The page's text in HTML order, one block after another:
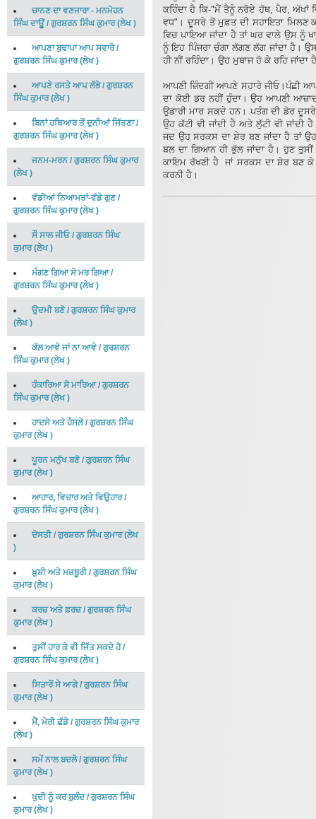
ਚਾਨਣ ਦਾ ਵਣਜਾਰਾ - ਮਨਮੋਹਨ
ਸਿੰਘ ਦਾਊੂਂ/ ਗੁਰਸ਼ਰਨ ਸਿੰਘ ਕੁਮਾਰ(ਲੇਖ)
ਆਪਣਾ ਬੁਢਾਪਾ ਆਪ ਸਵਾਰੋ/
ਗੁਰਸ਼ਰਨ ਸਿੰਘ ਕੁਮਾਰ(ਲੇਖ)
ਆਪਣੇ ਰਸਤੇ ਆਪ ਲੱਭੋ/ ਗੁਰਸ਼ਰਨ
ਸਿੰਘ ਕੁਮਾਰ(ਲੇਖ)
ਬਿਨਾਂ ਹਥਿਆਰ ਤੋਂ ਦੁਨੀਆਂ ਜਿੱਤਣਾ/
ਗੁਰਸ਼ਰਨ ਸਿੰਘ ਕੁਮਾਰ(ਲੇਖ)
ਜਨਮ-ਮਰਨ/ ਗੁਰਸ਼ਰਨ ਸਿੰਘ ਕੁਮਾਰ
(ਲੇਖ)
ਵੱਡੀਆਂ ਨਿਆਮਤਾਂ-ਵੱਡੇ ਗੁਣ/
ਗੁਰਸ਼ਰਨ ਸਿੰਘ ਕੁਮਾਰ(ਲੇਖ)
ਸੌ ਸਾਲ ਜੀਓ/ ਗੁਰਸ਼ਰਨ ਸਿੰਘ
ਕੁਮਾਰ(ਲੇਖ)
ਮੰਗਣ ਗਿਆ ਸੋ ਮਰ ਗਿਆ/
ਗੁਰਸ਼ਰਨ ਸਿੰਘ ਕੁਮਾਰ(ਲੇਖ)
ਉਦਮੀ ਬਣੋ/ ਗੁਰਸ਼ਰਨ ਸਿੰਘ ਕੁਮਾਰ
(ਲੇਖ)
ਕੱਲ ਆਵੇ ਜਾਂ ਨਾ ਆਵੇ/ਗੁਰਸ਼ਰਨ
ਸਿੰਘ ਕੁਮਾਰ(ਲੇਖ)
ਹੰਕਾਰਿਆ ਸੋ ਮਾਰਿਆ/ ਗੁਰਸ਼ਰਨ
ਸਿੰਘ ਕੁਮਾਰ(ਲੇਖ)
ਹਾਦਸੇ ਅਤੇ ਹੌਸਲੇ/ਗੁਰਸ਼ਰਨ ਸਿੰਘ
ਕੁਮਾਰ(ਲੇਖ)
ਪੂਰਨ ਮਨੁੱਖ ਬਣੋ/ ਗੁਰਸ਼ਰਨ ਸਿੰਘ
ਕੁਮਾਰ(ਲੇਖ)
ਆਹਾਰ, ਵਿਚਾਰ ਅਤੇ ਵਿਉਹਾਰ/
ਗੁਰਸ਼ਰਨ ਸਿੰਘ ਕੁਮਾਰ(ਲੇਖ)
ਦੋਸਤੀ/ ਗੁਰਸ਼ਰਨ ਸਿੰਘ ਕੁਮਾਰ(ਲੇਖ
)
ਖ਼ੁਸ਼ੀ ਅਤੇ ਮਜ਼ਬੂਰੀ/ਗੁਰਸ਼ਰਨ ਸਿੰਘ
ਕੁਮਾਰ(ਲੇਖ)
ਕਰਜ਼ ਅਤੇ ਫ਼ਰਜ਼/ ਗੁਰਸ਼ਰਨ ਸਿੰਘ
ਕੁਮਾਰ(ਲੇਖ)
ਤੁਸੀਂ ਹਾਰ ਕੇ ਵੀ ਜਿੱਤ ਸਕਦੇ ਹੋ/
ਗੁਰਸ਼ਰਨ ਸਿੰਘ ਕੁਮਾਰ(ਲੇਖ)
ਸਿਤਾਰੋਂ ਸੇ ਆਗੇ/ ਗੁਰਸ਼ਰਨ ਸਿੰਘ
ਕੁਮਾਰ(ਲੇਖ)
ਮੈਂ, ਮੇਰੀ ਛੱਡੋ/ਗੁਰਸ਼ਰਨ ਸਿੰਘ ਕੁਮਾਰ
(ਲੇਖ)
ਸਮੇਂ ਨਾਲ ਬਦਲੋ/ ਗੁਰਸ਼ਰਨ ਸਿੰਘ
ਕੁਮਾਰ(ਲੇਖ)
ਖੁਦੀ ਨੂੰ ਕਰ ਬੁਲੰਦ/ਗੁਰਸ਼ਰਨ ਸਿੰਘ
ਕੁਮਾਰ(ਲੇਖ)
ਕਹਿੰਦਾ ਹੈ ਕਿ-"ਮੈਂ ਤੈਨੂੰ ਨਰੋਏ ਹੱਥ, ਪੈਰ,
ਵਧ"। ਦੂਸਰੇ ਤੋਂ ਮੁਫ਼ਤ ਦੀ ਸਹਾਇਤਾ ਮਿਲਣ
ਵਿਚ ਪਾਇਆ ਜਾਂਦਾ ਹੈ ਤਾਂ ਘਰ ਵਾਲੇ ਉਸ ਨੂੰ
ਨੂੰ ਇਹ ਪਿੰਜਰਾ ਚੰਗਾ ਲੱਗਣ ਲੱਗ ਜਾਂਦਾ ਹੈ।
ਹੀ ਨੀਂ ਰਹਿੰਦਾ। ਉਹ ਮੁਥਾਜ ਹੋ ਕੇ ਰਹਿ ਜਾਂਦਾ
ਆਪਣੀ ਜ਼ਿੰਦਗੀ ਆਪਣੇ ਸਹਾਰੇ ਜੀਓ।ਪੰਛੀ
ਦਾ ਕੋਈ ਡਰ ਨਹੀਂ ਹੁੰਦਾ। ਉਹ ਆਪਣੀ
ਉਡਾਰੀ ਮਾਰ ਸਕਦੇ ਹਨ। ਪਤੰਗ ਦੀ ਡੋਰ
ਉਹ ਕੱਟੀ ਵੀ ਜਾਂਦੀ ਹੈ ਅਤੇ ਲੁੱਟੀ ਵੀ
ਜਦ ਉਹ ਸਰਕਸ ਦਾ ਸ਼ੇਰ ਬਣ ਜਾਂਦਾ ਹੈ ਤਾਂ
ਬਲ ਦਾ ਗਿਆਨ ਹੀ ਭੁੱਲ ਜਾਂਦਾ ਹੈ। ਹੁਣ
ਕਾਇਮ ਰੱਖਣੀ ਹੈ ਜਾਂ ਸਰਕਸ ਦਾ ਸ਼ੇਰ ਬਣ
ਕਰਨੀ ਹੈ।